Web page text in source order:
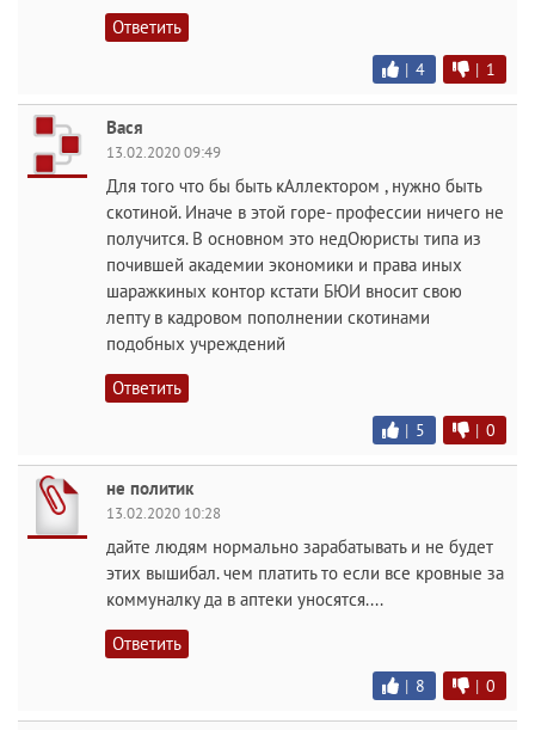
Ответить
| 4 | 1
Вася
13.02.2020 09:49
Для того что бы быть кАллектором , нужно быть
скотиной. Иначе в этой горе- профессии ничего не
получится. В основном это недОюристы типа из
почившей академии экономики и права иных
шаражкиных контор кстати БЮИ вносит свою
лепту в кадровом пополнении скотинами
подобных учреждений
Ответить
| 5 | 0
не политик
13.02.2020 10:28
дайте людям нормально зарабатывать и не будет
этих вышибал. чем платить то если все кровные за
коммуналку да в аптеки уносятся....
Ответить
| 8 | 0